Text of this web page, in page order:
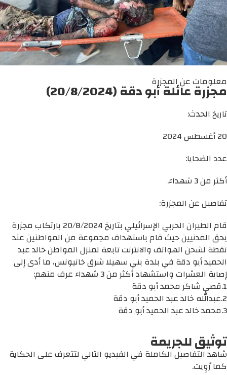
معلومات عن المجزرة
مجزرة عائلة أبو دقة (20/8/2024)
تاريخ الحدث:
20 أغسطس 2024
عدد الضحايا:
أكثر من 3 شهداء.
تفاصيل عن المجزرة:
قام الطيران الحربي الإسرائيلي بتاريخ 20/8/2024 بارتكاب مجزرة
بحق المدنيين حيث قام باستهداف مجموعة من المواطنين عند
نقطة لشحن الهواتف والانترنت تابعة لمنزل المواطن خالد عبد
الحميد أبو دقة في بلدة بني سهيلا شرق خانيونس، ما أدى إلى
إصابة العشرات واستشهاد أكثر من 3 شهداء عرف منهم:
1.قصي شاكر محمد أبو دقة
2.عبدالله خالد عبد الحميد أبو دقة
3.محمد خالد عبد الحميد أبو دقة
توثيق للجريمة
شاهد التفاصيل الكاملة في الفيديو التالي لتتعرف على الحكاية
كما رُوِيت.